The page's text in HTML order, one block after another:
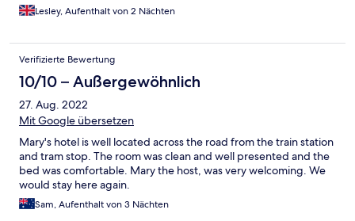
Lesley, Aufenthalt von 2 Nächten
Verifizierte Bewertung
10/10 – Außergewöhnlich
27. Aug. 2022
Mit Google übersetzen
Mary's hotel is well located across the road from the train station
and tram stop. The room was clean and well presented and the
bed was comfortable. Mary the host, was very welcoming. We
would stay here again.
Sam, Aufenthalt von 3 Nächten